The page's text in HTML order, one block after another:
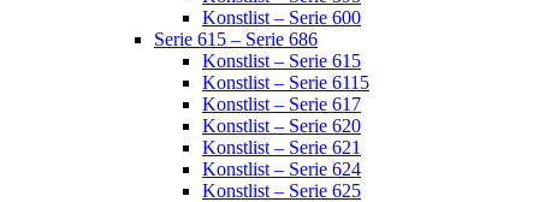
Konstlist – Serie 600
Serie 615 – Serie 686
Konstlist – Serie 615
Konstlist – Serie 6115
Konstlist – Serie 617
Konstlist – Serie 620
Konstlist – Serie 621
Konstlist – Serie 624
Konstlist – Serie 625